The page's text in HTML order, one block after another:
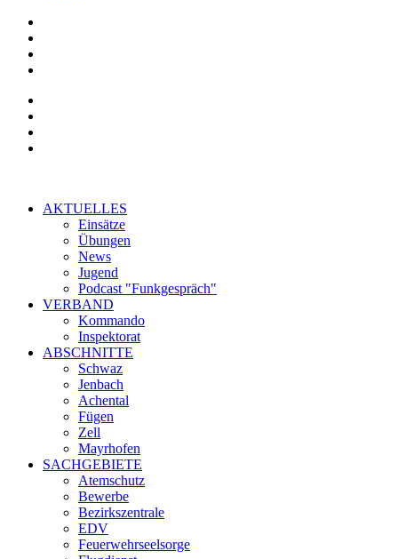
AKTUELLES
Einsätze
Übungen
News
Jugend
Podcast "Funkgespräch"
VERBAND
Kommando
Inspektorat
ABSCHNITTE
Schwaz
Jenbach
Achental
Fügen
Zell
Mayrhofen
SACHGEBIETE
Atemschutz
Bewerbe
Bezirkszentrale
EDV
Feuerwehrseelsorge